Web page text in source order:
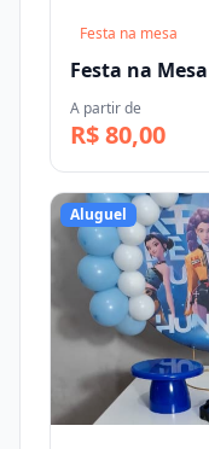
Festa na mesa
Festa na
A partir de
R$ 80,00
Aluguel